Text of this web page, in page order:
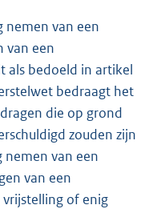
nemen van een
van een
als bedoeld in artikel
bedraagt het
die op grond
zouden zijn
van een
van een
of enig